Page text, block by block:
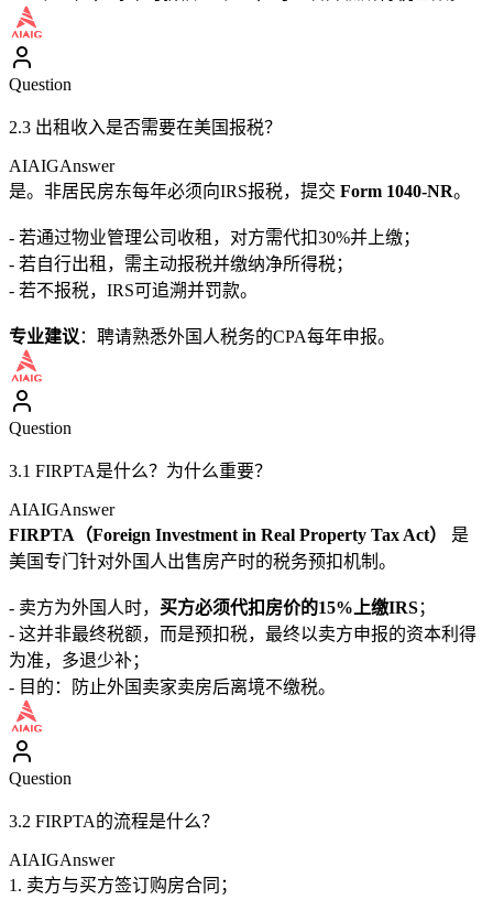
Question
2.3 出租收入是否需要在美国报税？
AIAIGAnswer
是。非居民房东每年必须向IRS报税，提交 Form 1040-NR。
- 若通过物业管理公司收租，对方需代扣30%并上缴；
- 若自行出租，需主动报税并缴纳净所得税；
- 若不报税，IRS可追溯并罚款。
专业建议 ：聘请熟悉外国人税务的CPA每年申报。
Question
3.1 FIRPTA是什么？为什么重要？
AIAIGAnswer
FIRPTA（Foreign Investment in Real Property Tax Act）
是
美国专门针对外国人出售房产时的税务预扣机制。
- 卖方为外国人时， 买方必须代扣房价的15%上缴IRS；
- 这并非最终税额，而是预扣税，最终以卖方申报的资本利得
为准，多退少补；
- 目的：防止外国卖家卖房后离境不缴税。
Question
3.2 FIRPTA的流程是什么？
AIAIGAnswer
1. 卖方与买方签订购房合同；